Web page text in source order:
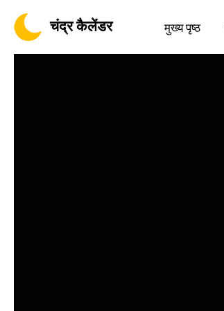
चंद्र कैलेंडर मुख्य पृष्ठ